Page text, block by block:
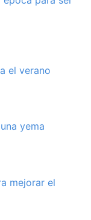
el verano
yema
mejorar el